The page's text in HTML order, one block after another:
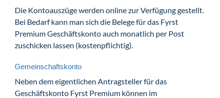
Die Kontoauszüge werden online zur Verfügung gestellt.
Bei Bedarf kann man sich die Belege für das Fyrst
Premium Geschäftskonto auch monatlich per Post
zuschicken lassen (kostenpflichtig).
Gemeinschaftskonto
Neben dem eigentlichen Antragsteller für das
Geschäftskonto Fyrst Premium können im